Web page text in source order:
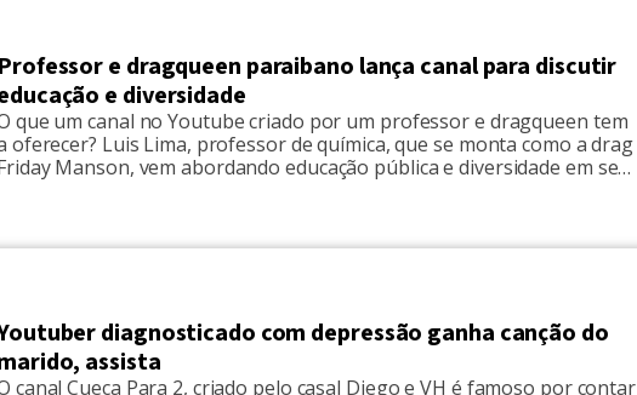
Professor e dragqueen paraibano lança canal para discutir
e diversidade
que um canal no Youtube criado por um professor e dragqueen tem
oferecer? Luis Lima, professor de química, que se monta como a drag
Manson, vem abordando educação pública e diversidade em seu
diagnosticado com depressão ganha canção do
assista
canal Cueca Para 2, criado pelo casal Diego e VH é famoso por contar